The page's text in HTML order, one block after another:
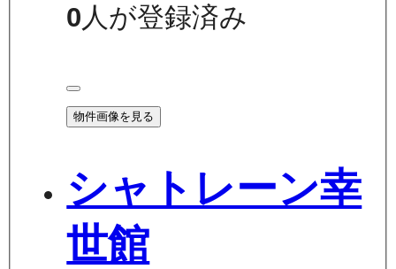
0 人が登録済み
物件画像を見る
シャトレーン幸
世館